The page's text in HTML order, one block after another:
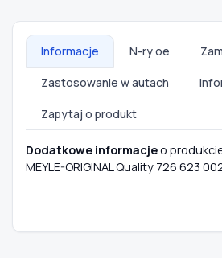
Informacje N-ry oe
Zastosowanie w autach
Zapytaj o produkt
Dodatkowe informacjeo
MEYLE-ORIGINAL Quality 726 623